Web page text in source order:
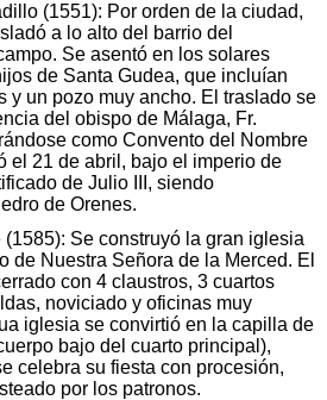
(1551): Por orden de la ciudad,
a lo alto del barrio del
Se asentó en los solares
de Santa Gudea, que incluían
y un pozo muy ancho. El traslado se
del obispo de Málaga, Fr.
como Convento del Nombre
el 21 de abril, bajo el imperio de
de Julio III, siendo
de Orenes.
(1585): Se construyó la gran iglesia
de Nuestra Señora de la Merced. El
con 4 claustros, 3 cuartos
noviciado y oficinas muy
iglesia se convirtió en la capilla de
bajo del cuarto principal),
celebra su fiesta con procesión,
por los patronos.